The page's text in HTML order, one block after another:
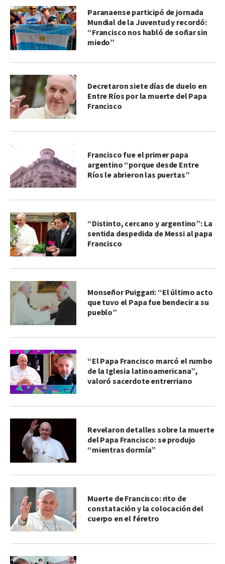
Paranaense participó de jornada
Mundial de la Juventud y recordó:
“Francisco nos habló de soñar sin
miedo”
Decretaron siete días de duelo en
Entre Ríos por la muerte del Papa
Francisco
Francisco fue el primer papa
argentino “porque desde Entre
Ríos le abrieron las puertas”
“Distinto, cercano y argentino”: La
sentida despedida de Messi al papa
Francisco
Monseñor Puiggari: “El último acto
que tuvo el Papa fue bendecir a su
pueblo”
“El Papa Francisco marcó el rumbo
de la Iglesia latinoamericana”,
valoró sacerdote entrerriano
Revelaron detalles sobre la muerte
del Papa Francisco: se produjo
“mientras dormía”
Muerte de Francisco: rito de
constatación y la colocación del
cuerpo en el féretro